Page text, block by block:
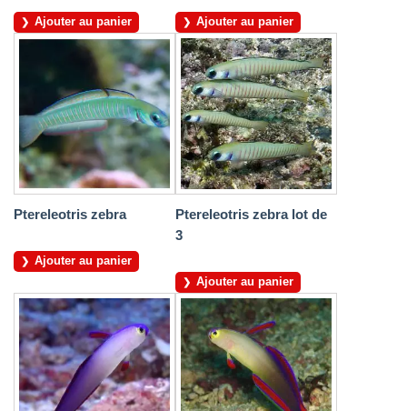
Ajouter au panier Ajouter au panier
Ptereleotris zebra
Ajouter au panier
Ptereleotris zebra lot de
3
Ajouter au panier